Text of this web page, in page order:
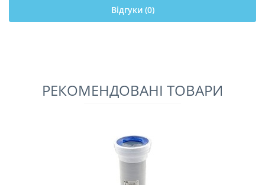
Відгуки (0)
РЕКОМЕНДОВАНІ ТОВАРИ